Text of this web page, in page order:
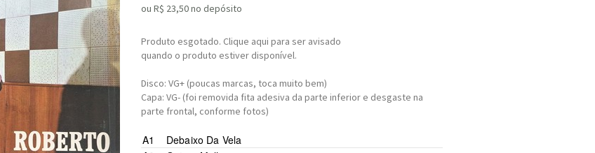
ou R$ 23,50no depósito
Produto esgotado. Clique aqui para ser avisado
quando o produto estiver disponível.
Disco: VG+ (poucas marcas, toca muito bem)
Capa: VG- (foi removida fita adesiva da parte inferior e desgaste na
parte frontal, conforme fotos)
A1
Debaixo Da Vela